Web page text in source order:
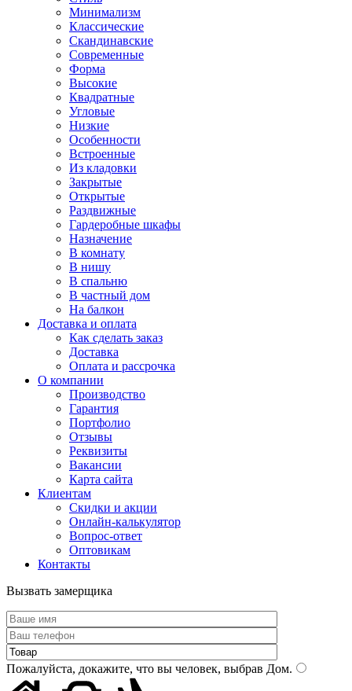
Минимализм
Классические
Скандинавские
Современные
Форма
Высокие
Квадратные
Угловые
Низкие
Особенности
Встроенные
Из кладовки
Закрытые
Открытые
Раздвижные
Гардеробные шкафы
Назначение
В комнату
В нишу
В спальню
В частный дом
На балкон
Доставка и оплата
Как сделать заказ
Доставка
Оплата и рассрочка
О компании
Производство
Гарантия
Портфолио
Отзывы
Реквизиты
Вакансии
Карта сайта
Клиентам
Скидки и акции
Онлайн-калькулятор
Вопрос-ответ
Оптовикам
Контакты
Вызвать замерщика
Пожалуйста, докажите, что вы человек, выбрав Дом.